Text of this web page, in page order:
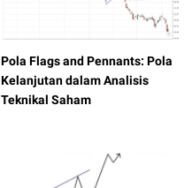
Pola Flags and Pennants: Pola
Kelanjutan dalam Analisis
Teknikal Saham